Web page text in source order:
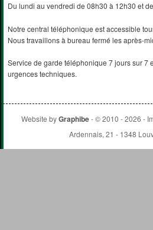
Du lundi au vendredi de 08h30 à 12h30 et
Notre central téléphonique est accessible
Nous travaillons à bureau fermé les après-
Service de garde téléphonique 7 jours sur 7
urgences techniques.
Website byGraphibe- © 2010 - 2026 -
Ardennais, 21 - 1348